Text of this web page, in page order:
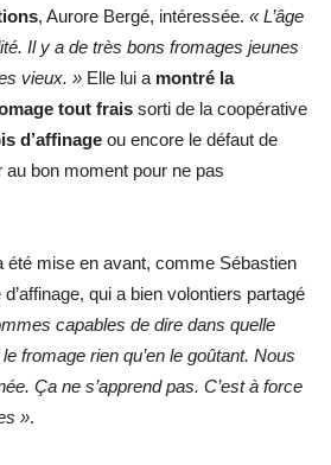
, Aurore Bergé, intéressée. « L’âge
Il y a de très bons fromages jeunes
vieux. » Elle lui a montré la
tout frais sorti de la coopérative
d’affinage ou encore le défaut de
au bon moment pour ne pas
été mise en avant, comme Sébastien
qui a bien volontiers partagé
capables de dire dans quelle
fromage rien qu’en le goûtant. Nous
Ça ne s’apprend pas. C’est à force
».